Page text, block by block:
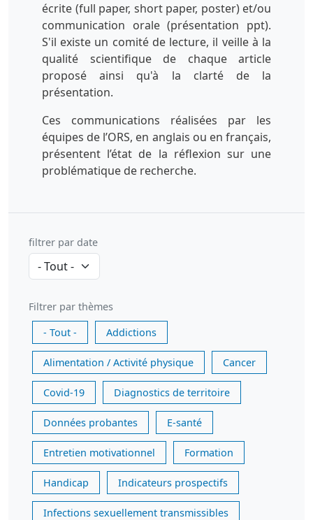
écrite (full paper, short paper, poster) et/ou
communication orale (présentation ppt).
S'il existe un comité de lecture, il veille à la
qualité scientifique de chaque article
proposé ainsi qu'à la clarté de la
présentation.
Ces communications réalisées par les
équipes de l’ORS, en anglais ou en français,
présentent l’état de la réflexion sur une
problématique de recherche.
filtrer par date
Filtrer par thèmes
- Tout -
Addictions
Alimentation / Activité physique Cancer
Covid-19 Diagnostics de territoire
Données probantes E-santé
Entretien motivationnel Formation
Handicap Indicateurs prospectifs
Infections sexuellement transmissibles